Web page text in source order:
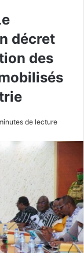
décret
des
de lecture